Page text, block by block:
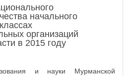
начального
организаций
в 2015 году
и науки Мурманской